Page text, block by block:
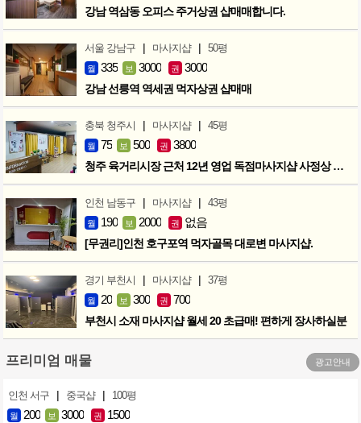
강남 역삼동 오피스 주거상권 샵매매합니다.
서울 강남구 | 마사지샵 | 50평
월 335 보 3000 권 3000
강남 선릉역 역세권 먹자상권 샵매매
충북 청주시 | 마사지샵 | 45평
월 75 보 500 권 3800
청주 육거리시장 근처 12년 영업 독점마사지샵 사정상 급매합니다.
인천 남동구 | 마사지샵 | 43평
월 190 보 2000 권 없음
[무권리]인천 호구포역 먹자골목 대로변 마사지샵.
경기 부천시 | 마사지샵 | 37평
월 20 보 300 권 700
부천시 소재 마사지샵 월세 20 초급매! 편하게 장사하실분
프리미엄 매물 광고안내
인천 서구 | 중국샵 | 100평
월 200 보 3000 권 1500